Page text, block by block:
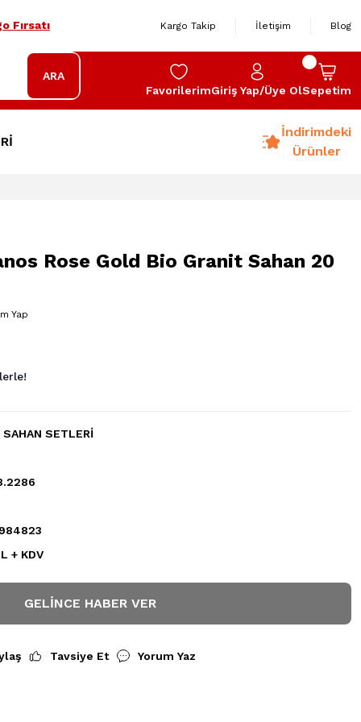
Fırsatı Kargo Takip İletişim Blog
ARA
FavorilerimGiriş Yap/Üye OlSepetim
İndirimdeki
Ürünler
Rose Gold Bio Granit Sahan 20
Yap
SAHAN SETLERİ
+ KDV
GELINCE HABER VER
Tavsiye Et Yorum Yaz